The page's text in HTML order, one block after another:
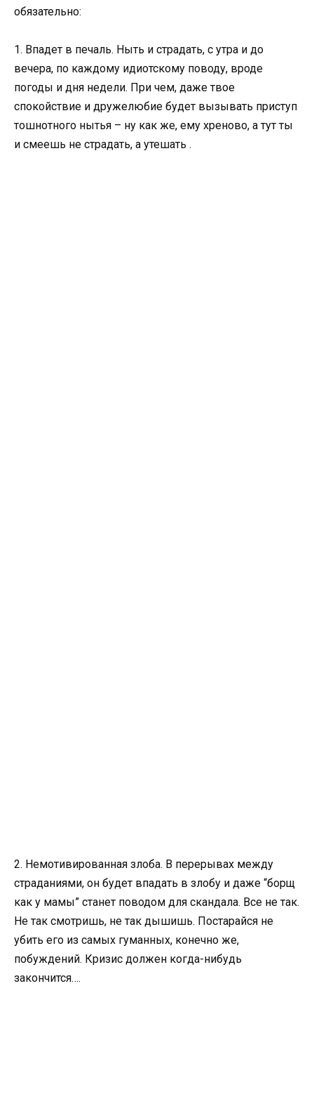
обязательно:
1. Впадет в печаль. Ныть и страдать, с утра и до
вечера, по каждому идиотскому поводу, вроде
погоды и дня недели. При чем, даже твое
спокойствие и дружелюбие будет вызывать приступ
тошнотного нытья – ну как же, ему хреново, а тут ты
и смеешь не страдать, а утешать .
2. Немотивированная злоба. В перерывах между
страданиями, он будет впадать в злобу и даже “борщ
как у мамы” станет поводом для скандала. Все не так.
Не так смотришь, не так дышишь. Постарайся не
убить его из самых гуманных, конечно же,
побуждений. Кризис должен когда-нибудь
закончится….